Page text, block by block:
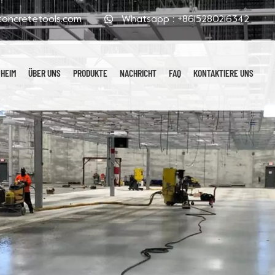
Whatsapp :+8615280216342
HEIM ÜBER UNS PRODUKTE NACHRICHT FAQ KONTAKTIERE UNS